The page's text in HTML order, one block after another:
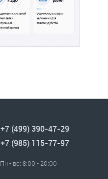
+7 (499) 390-47-29
+7 (985) 115-77-97
Пн - вс: 8:00 - 20:00